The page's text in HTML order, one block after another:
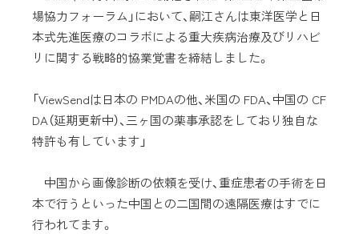
場協力フォーラム」において、嗣江さんは東洋医学と日
本式先進医療のコラボによる重大疾病治療及びリハビ
リに関する戦略的協業覚書を締結しました。
「ViewSendは日本の PMDAの他、米国の FDA、中国の CF
DA（延期更新中）、三ヶ国の薬事承認をしており独自な
特許も有しています」
中国から画像診断の依頼を受け、重症患者の手術を日
本で行うといった中国との二国間の遠隔医療はすでに
行われてます。